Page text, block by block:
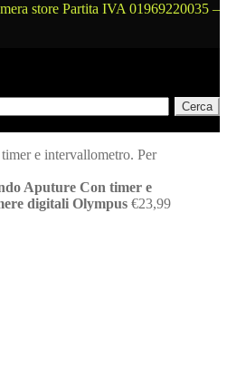
store Partita IVA 01969220035 –
Cerca
Aputure Con timer e
digitali Olympus €23,99